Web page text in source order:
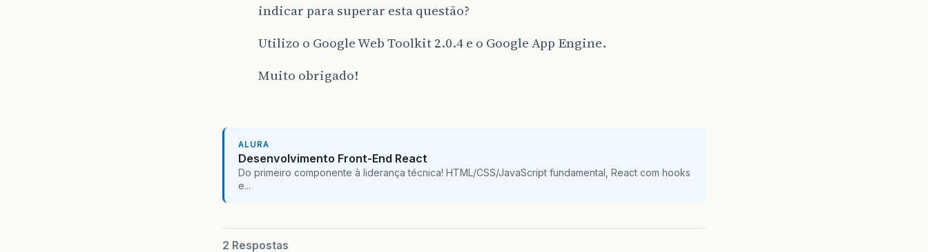
indicar para superar esta questão?
Utilizo o Google Web Toolkit 2.0.4 e o Google App Engine.
Muito obrigado!
ALURA
Desenvolvimento Front-End React
Do primeiro componente à liderança técnica! HTML/CSS/JavaScript fundamental, React com hooks
e...
2 Respostas